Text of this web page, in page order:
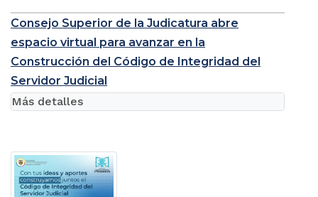
Consejo Superior de la Judicatura abre
espacio virtual para avanzar en la
Construcción del Código de Integridad del
Servidor Judicial
Más detalles